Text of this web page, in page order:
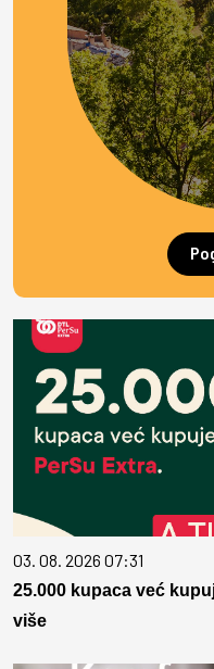
03. 08. 2026 07:31
25.000 kupaca već
više